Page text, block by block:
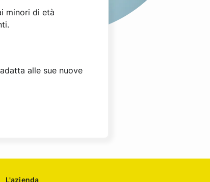
minori di età
alle sue nuove
L'azienda